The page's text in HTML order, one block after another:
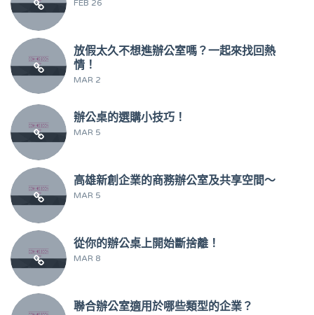
FEB 26
放假太久不想進辦公室嗎？一起來找回熱
情！
MAR 2
辦公桌的選購小技巧！
MAR 5
高雄新創企業的商務辦公室及共享空間～
MAR 5
從你的辦公桌上開始斷捨離！
MAR 8
聯合辦公室適用於哪些類型的企業？